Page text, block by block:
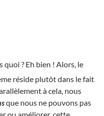
quoi ? Eh bien ! Alors, le
réside plutôt dans le fait
à cela, nous
que nous ne pouvons pas
ou améliorer, cette